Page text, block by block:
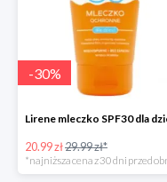
-30%
20.99 zł29.99 zł*